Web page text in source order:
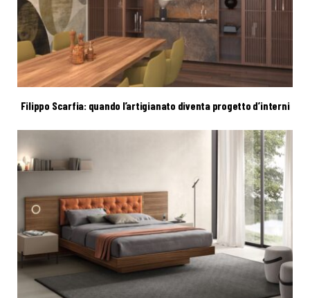
Filippo Scarfia: quando l’artigianato diventa progetto d’interni